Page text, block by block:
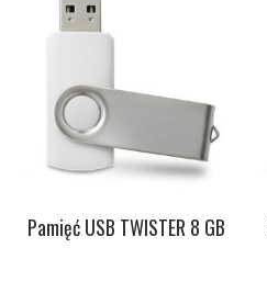
Pamięć USB TWISTER 8 GB